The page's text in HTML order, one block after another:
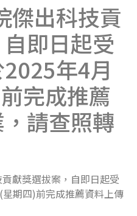
傑出科技貢
即日起受
年4月
完成推薦
請查照轉
獻獎選拔案，自即日起受
期四)前完成推薦資料上傳